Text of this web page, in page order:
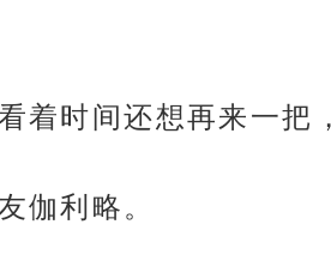
着时间还想再来一把
伽利略。